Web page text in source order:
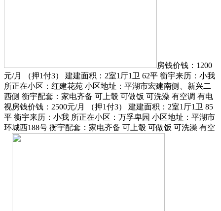
房钱价钱：1200
元/月 （押1付3） 建建面积：2室1厅1卫 62平 衡宇来历：小我
所正在小区：红建花苑 小区地址：平湖市宏建南侧、新兴二
西侧 衡宇配套：家电齐备 可上彀 可做饭 可洗澡 有空调 有电
视房钱价钱：2500元/月 （押1付3） 建建面积：2室1厅1卫 85
平 衡宇来历：小我 所正在小区：万孚卑园 小区地址：平湖市
环城西188号 衡宇配套：家电齐备 可上彀 可做饭 可洗澡 有空